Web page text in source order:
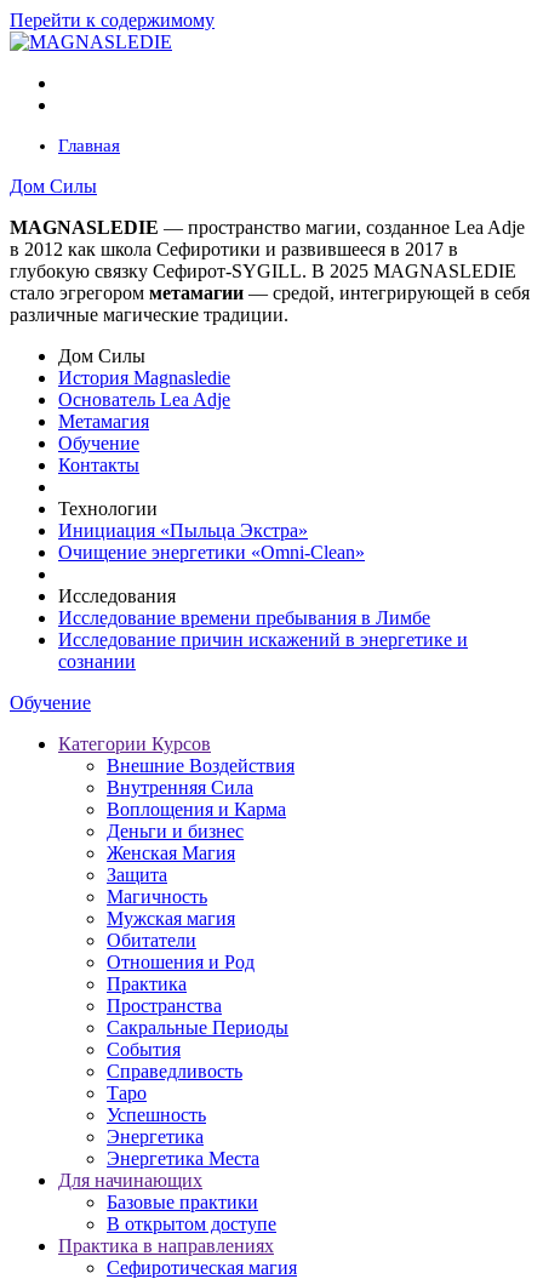
Перейти к содержимому
Главная
Дом Силы
MAGNASLEDIE — пространство магии, созданное Lea Adje
в 2012 как школа Сефиротики и развившееся в 2017 в
глубокую связку Сефирот-SYGILL. В 2025 MAGNASLEDIE
стало эгрегором метамагии — средой, интегрирующей в себя
различные магические традиции.
Дом Силы
История Magnasledie
Основатель Lea Adje
Метамагия
Обучение
Контакты
Технологии
Инициация «Пыльца Экстра»
Очищение энергетики «Omni-Clean»
Исследования
Исследование времени пребывания в Лимбе
Исследование причин искажений в энергетике и
сознании
Обучение
Категории Курсов
Внешние Воздействия
Внутренняя Сила
Воплощения и Карма
Деньги и бизнес
Женская Магия
Защита
Магичность
Мужская магия
Обитатели
Отношения и Род
Практика
Пространства
Сакральные Периоды
События
Справедливость
Таро
Успешность
Энергетика
Энергетика Места
Для начинающих
Базовые практики
В открытом доступе
Практика в направлениях
Сефиротическая магия